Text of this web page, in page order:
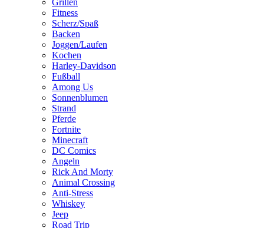
Grillen
Fitness
Scherz/Spaß
Backen
Joggen/Laufen
Kochen
Harley-Davidson
Fußball
Among Us
Sonnenblumen
Strand
Pferde
Fortnite
Minecraft
DC Comics
Angeln
Rick And Morty
Animal Crossing
Anti-Stress
Whiskey
Jeep
Road Trip